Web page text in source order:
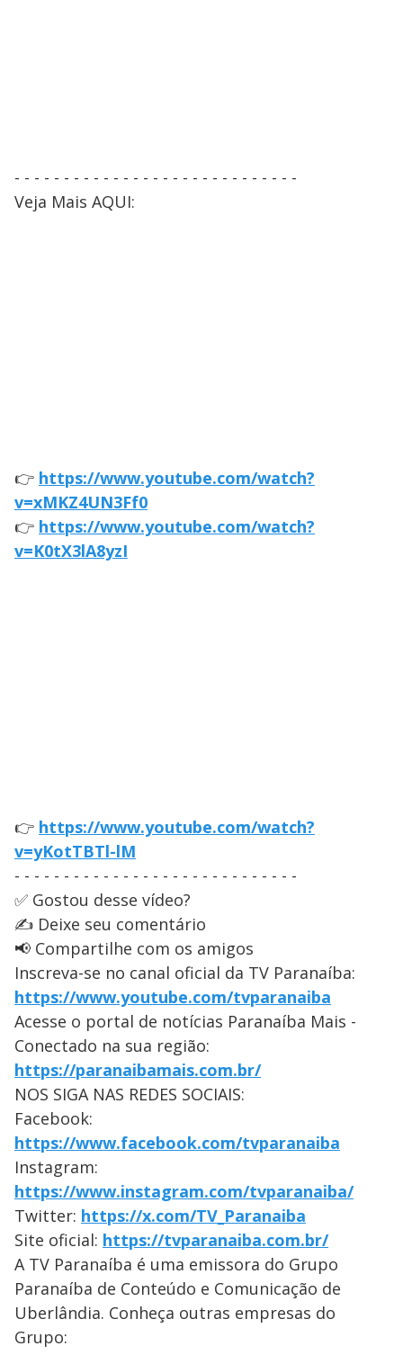
- - - - - - - - - - - - - - - - - - - - - - - - - - - - -
Veja Mais AQUI:
👉 https://www.youtube.com/watch?
v=xMKZ4UN3Ff0
👉 https://www.youtube.com/watch?
v=K0tX3lA8yzI
👉 https://www.youtube.com/watch?
v=yKotTBTl-lM
- - - - - - - - - - - - - - - - - - - - - - - - - - - - -
✅ Gostou desse vídeo?
✍️ Deixe seu comentário
📢 Compartilhe com os amigos
Inscreva-se no canal oficial da TV Paranaíba:
https://www.youtube.com/tvparanaiba
Acesse o portal de notícias Paranaíba Mais -
Conectado na sua região:
https://paranaibamais.com.br/
NOS SIGA NAS REDES SOCIAIS:
Facebook:
https://www.facebook.com/tvparanaiba
Instagram:
https://www.instagram.com/tvparanaiba/
Twitter: https://x.com/TV_Paranaiba
Site oficial: https://tvparanaiba.com.br/
A TV Paranaíba é uma emissora do Grupo
Paranaíba de Conteúdo e Comunicação de
Uberlândia. Conheça outras empresas do
Grupo: